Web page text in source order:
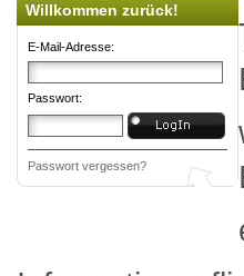
Willkommen zurück!
E-Mail-Adresse:
Passwort:
Passwort vergessen?